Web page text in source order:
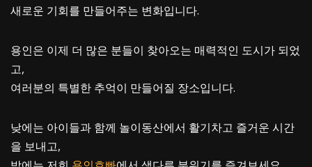
새로운 기회를 만들어주는 변화입니다.
용인은 이제 더 많은 분들이 찾아오는 매력적인 도시가 되었
고,
여러분의 특별한 추억이 만들어질 장소입니다.
낮에는 아이들과 함께 놀이동산에서 활기차고 즐거운 시간
을 보내고,